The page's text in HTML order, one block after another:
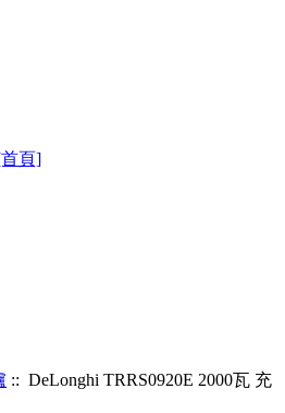
:: DeLonghi TRRS0920E 2000瓦 充